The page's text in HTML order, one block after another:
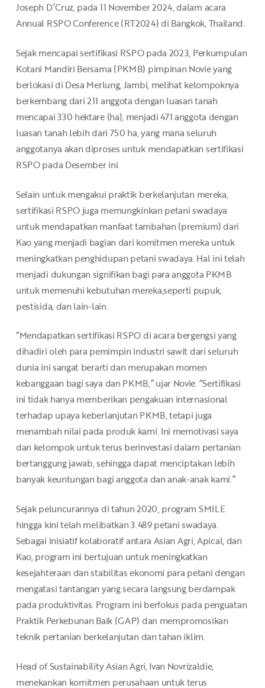
Joseph D’Cruz, pada 11 November 2024, dalam acara
Annual RSPO Conference (RT2024) di Bangkok, Thailand.
Sejak mencapai sertifikasi RSPO pada 2023, Perkumpulan
Kotani Mandiri Bersama (PKMB) pimpinan Novie yang
berlokasi di Desa Merlung, Jambi, melihat kelompoknya
berkembang dari 211 anggota dengan luasan tanah
mencapai 330 hektare (ha), menjadi 471 anggota dengan
luasan tanah lebih dari 750 ha, yang mana seluruh
anggotanya akan diproses untuk mendapatkan sertifikasi
RSPO pada Desember ini.
Selain untuk mengakui praktik berkelanjutan mereka,
sertifikasi RSPO juga memungkinkan petani swadaya
untuk mendapatkan manfaat tambahan (premium) dari
Kao yang menjadi bagian dari komitmen mereka untuk
meningkatkan penghidupan petani swadaya. Hal ini telah
menjadi dukungan signifikan bagi para anggota PKMB
untuk memenuhi kebutuhan mereka,seperti pupuk,
pestisida, dan lain-lain.
“Mendapatkan sertifikasi RSPO di acara bergengsi yang
dihadiri oleh para pemimpin industri sawit dari seluruh
dunia ini sangat berarti dan merupakan momen
kebanggaan bagi saya dan PKMB,” ujar Novie. “Sertifikasi
ini tidak hanya memberikan pengakuan internasional
terhadap upaya keberlanjutan PKMB, tetapi juga
menambah nilai pada produk kami. Ini memotivasi saya
dan kelompok untuk terus berinvestasi dalam pertanian
bertanggung jawab, sehingga dapat menciptakan lebih
banyak keuntungan bagi anggota dan anak-anak kami.”
Sejak peluncurannya di tahun 2020, program SMILE
hingga kini telah melibatkan 3.489 petani swadaya.
Sebagai inisiatif kolaboratif antara Asian Agri, Apical, dan
Kao, program ini bertujuan untuk meningkatkan
kesejahteraan dan stabilitas ekonomi para petani dengan
mengatasi tantangan yang secara langsung berdampak
pada produktivitas. Program ini berfokus pada penguatan
Praktik Perkebunan Baik (GAP) dan mempromosikan
teknik pertanian berkelanjutan dan tahan iklim.
Head of Sustainability Asian Agri, Ivan Novrizaldie,
menekankan komitmen perusahaan untuk terus